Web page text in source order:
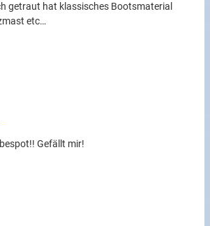
getraut hat klassisches Bootsmaterial
etc…
Gefällt mir!